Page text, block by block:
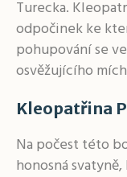
Turecka.
odpočinek ke
pohupování se
osvěžujícího
Kleopatřina
Na počest této
honosná